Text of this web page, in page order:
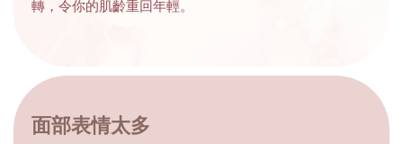
轉，令你的肌齡重回年輕。
面部表情太多